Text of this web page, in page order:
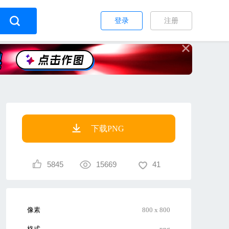
注册
登录
下载PNG
5845 15669 41
像素 800 x 800